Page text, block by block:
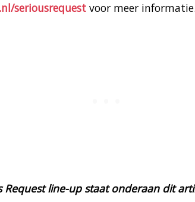
seriousrequest voor meer informatie.
Request line-up staat onderaan dit